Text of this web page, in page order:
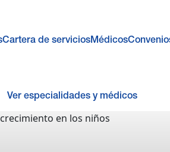
Cartera de serviciosMédicos
Ver especialidades y médicos